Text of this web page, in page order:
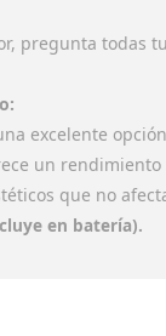
pregunta todas
excelente
un
que no
en batería).